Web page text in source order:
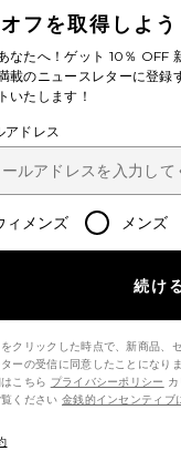
フを取得しよう
なたへ！ゲット 10％ OFF
載のニュースレターに登録
いたします！
アドレス
ィメンズ メンズ
続け
をクリックした時点で、新商品、
ーの受信に同意したことになり
こちら プライバシーポリシー
ください 金銭的インセンティブ